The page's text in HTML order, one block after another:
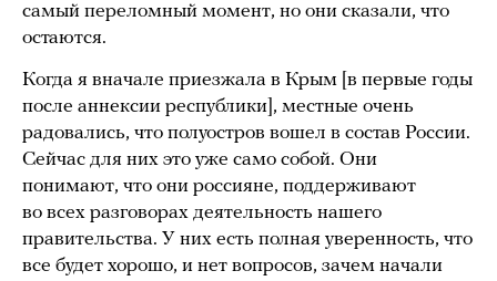
самый переломный момент, но они сказали, что
остаются.
Когда я вначале приезжала в Крым [в первые годы
после аннексии республики], местные очень
радовались, что полуостров вошел в состав России.
Сейчас для них это уже само собой. Они
понимают, что они россияне, поддерживают
во всех разговорах деятельность нашего
правительства. У них есть полная уверенность, что
все будет хорошо, и нет вопросов, зачем начали